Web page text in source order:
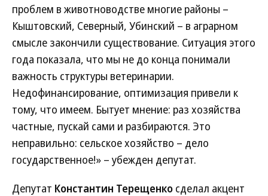
проблем в животноводстве многие районы –
Кыштовский, Северный, Убинский – в аграрном
смысле закончили существование. Ситуация этого
года показала, что мы не до конца понимали
важность структуры ветеринарии.
Недофинансирование, оптимизация привели к
тому, что имеем. Бытует мнение: раз хозяйства
частные, пускай сами и разбираются. Это
неправильно: сельское хозяйство – дело
государственное!» – убежден депутат.
Депутат Константин Терещенко сделал акцент